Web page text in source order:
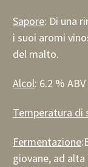
Sapore: Di una
i suoi aromi
del malto.
Alcol: 6.2 % ABV
Temperatura di
Fermentazione:
giovane, ad